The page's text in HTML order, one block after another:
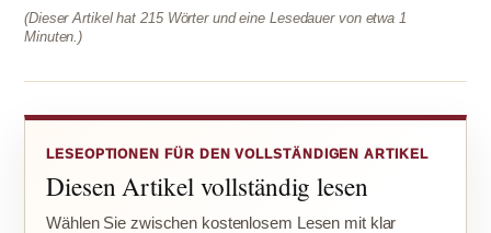
(Dieser Artikel hat 215 Wörter und eine Lesedauer von etwa 1
Minuten.)
LESEOPTIONEN FÜR DEN VOLLSTÄNDIGEN ARTIKEL
Diesen Artikel vollständig lesen
Wählen Sie zwischen kostenlosem Lesen mit klar